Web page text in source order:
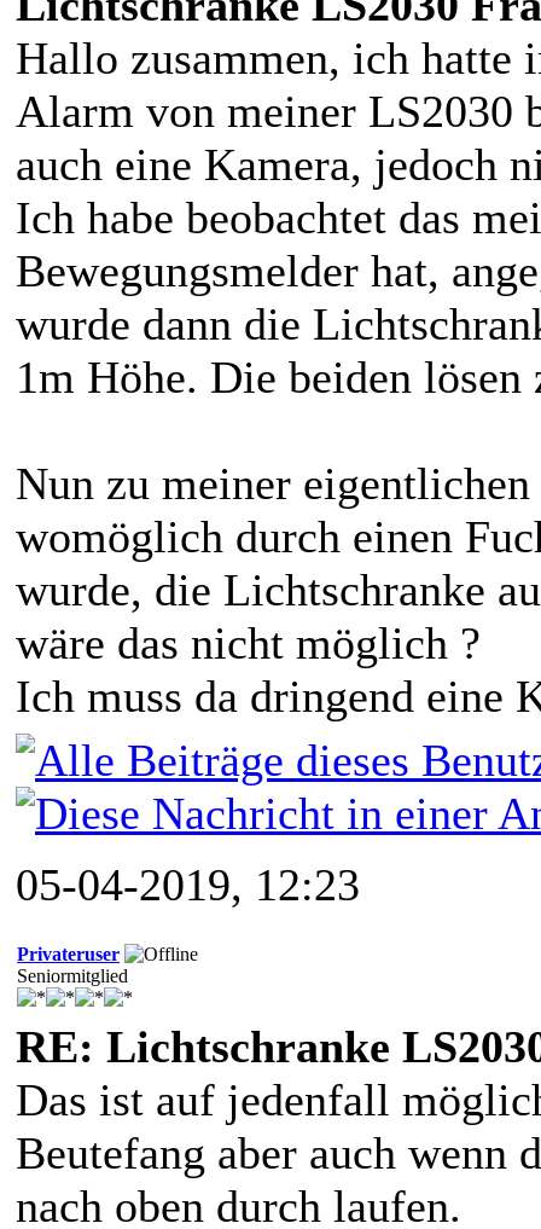
Hallo zusammen, ich hatte
Alarm von meiner LS2030
auch eine Kamera, jedoch
Ich habe beobachtet das
Bewegungsmelder hat,
wurde dann die
1m Höhe. Die beiden
Nun zu meiner
womöglich durch einen
wurde, die Lichtschranke
wäre das nicht möglich ?
Ich muss da dringend eine
05-04-2019, 12:23
Privateruser
Seniormitglied
RE: Lichtschranke
Das ist auf jedenfall
Beutefang aber auch wenn
nach oben durch laufen.